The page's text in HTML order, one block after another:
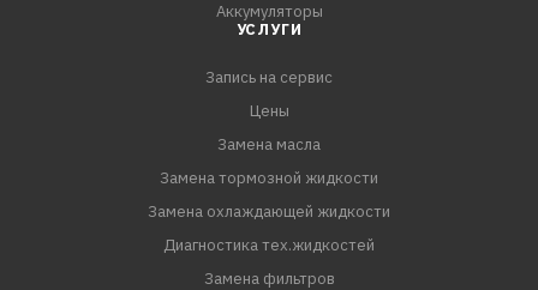
Аккумуляторы
УСЛУГИ
Запись на сервис
Цены
Замена масла
Замена тормозной жидкости
Замена охлаждающей жидкости
Диагностика тех.жидкостей
Замена фильтров